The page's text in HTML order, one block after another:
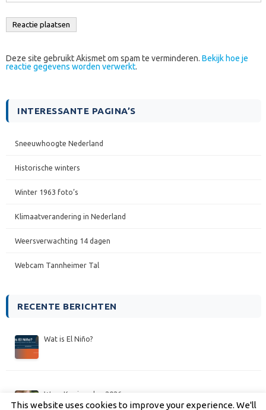
Deze site gebruikt Akismet om spam te verminderen. Bekijk hoe je
reactie gegevens worden verwerkt.
INTERESSANTE PAGINA’S
Sneeuwhoogte Nederland
Historische winters
Winter 1963 foto’s
Klimaatverandering in Nederland
Weersverwachting 14 dagen
Webcam Tannheimer Tal
RECENTE BERICHTEN
Wat is El Niño?
Weer Koningsdag 2026
This website uses cookies to improve your experience. We'll